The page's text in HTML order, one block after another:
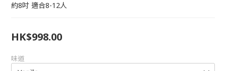
約8吋 適合8-12人
HK$998.00
味道